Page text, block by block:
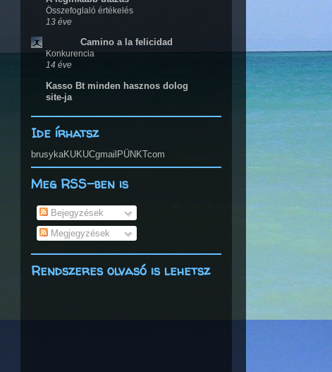
Összefoglaló értékelés
13 éve
Camino a la felicidad
Konkurencia
14 éve
Kasso Bt minden hasznos dolog
site-ja
Ide írhatsz
brusykaKUKUCgmailPÜNKTcom
Meg RSS-ben is
Bejegyzések
Megjegyzések
Rendszeres olvasó is lehetsz